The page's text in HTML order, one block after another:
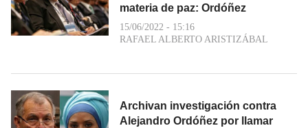
materia de paz: Ordóñez
15/06/2022 - 15:16
RAFAEL ALBERTO ARISTIZÁBAL
Archivan investigación contra
Alejandro Ordóñez por llamar